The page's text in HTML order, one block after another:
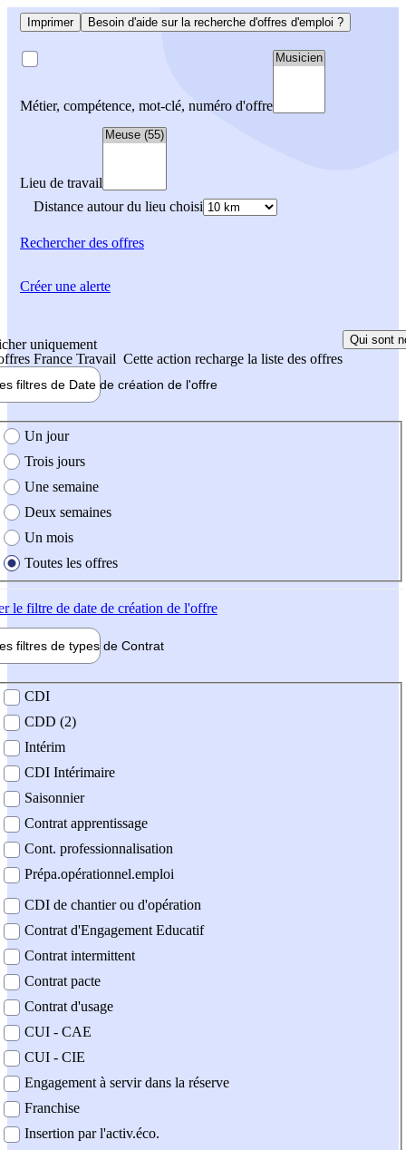
Imprimer Besoin d'aide sur la recherche d'offres d'emploi ?
Métier, compétence, mot-clé, numéro d'offre
Lieu de travail
Distance autour du lieu choisi
Rechercherdes offres
uniquement
France Travail Cette action recharge la liste des offres
Qui sont
filtres de Date de création de l'offre
création de l'offre
Un jour
Trois jours
Une semaine
Deux semaines
Un mois
Toutes les offres
le filtre de date de création de l'offre
filtres de types de Contrat
contrat
CDI
CDD (2)
Intérim
CDI Intérimaire
Saisonnier
Contrat apprentissage
Cont. professionnalisation
Prépa.opérationnel.emploi
CDI de chantier ou d'opération
Contrat d'Engagement Educatif
Contrat intermittent
Contrat pacte
Contrat d'usage
CUI - CAE
CUI - CIE
Engagement à servir dans la réserve
Franchise
Insertion par l'activ.éco.
Créer une alerte